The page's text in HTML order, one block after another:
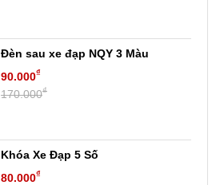
Đèn sau xe đạp NQY 3 Màu
90.000₫
170.000₫
Khóa Xe Đạp 5 Số
80.000₫